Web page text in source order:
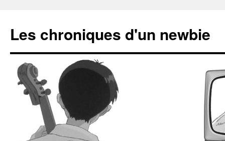
Les chroniques d'un newbie